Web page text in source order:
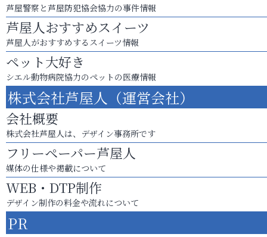
芦屋警察と芦屋防犯協会協力の事件情報
芦屋人おすすめスイーツ
芦屋人がおすすめするスイーツ情報
ペット大好き
シエル動物病院協力のペットの医療情報
株式会社芦屋人（運営会社）
会社概要
株式会社芦屋人は、デザイン事務所です
フリーペーパー芦屋人
媒体の仕様や掲載について
WEB・DTP制作
デザイン制作の料金や流れについて
PR